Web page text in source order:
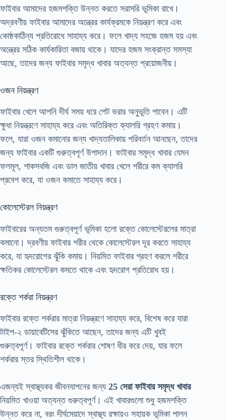
ফাইবার আমাদের হজমশক্তি উন্নত করতে সরাসরি ভূমিকা রাখে।
অদ্রবণীয় ফাইবার আমাদের অন্ত্রের কার্যক্রমকে নিয়ন্ত্রণ করে এবং
কোষ্ঠকাঠিন্য প্রতিরোধে সাহায্য করে। ফলে খাদ্য সহজে হজম হয় এবং
অন্ত্রের সঠিক কার্যকারিতা বজায় থাকে। যাদের হজম সংক্রান্ত সমস্যা
আছে, তাদের জন্য ফাইবার সমৃদ্ধ খাবার অত্যন্ত প্রয়োজনীয়।
ওজন নিয়ন্ত্রণ
ফাইবার খেলে আপনি দীর্ঘ সময় ধরে পেট ভরার অনুভূতি পাবেন। এটি
ক্ষুধা নিয়ন্ত্রণে সাহায্য করে এবং অতিরিক্ত ক্যালরি গ্রহণ কমায়।
ফলে, যারা ওজন কমানোর জন্য খাদ্যতালিকায় পরিবর্তন আনছেন, তাদের
জন্য ফাইবার একটি গুরুত্বপূর্ণ উপাদান। ফাইবার সমৃদ্ধ খাবার যেমন
ফলমূল, শাকসবজি এবং ডাল জাতীয় খাবার খেলে শরীরে কম ক্যালরি
প্রবেশ করে, যা ওজন কমাতে সাহায্য করে।
কোলেস্টেরল নিয়ন্ত্রণ
ফাইবারের অন্যতম গুরুত্বপূর্ণ ভূমিকা হলো রক্তে কোলেস্টেরলের মাত্রা
কমানো। দ্রবণীয় ফাইবার শরীর থেকে কোলেস্টেরল দূর করতে সাহায্য
করে, যা হৃদরোগের ঝুঁকি কমায়। নিয়মিত ফাইবার গ্রহণ করলে শরীরে
ক্ষতিকর কোলেস্টেরল কমতে থাকে এবং হৃদরোগ প্রতিরোধ হয়।
রক্তে শর্করা নিয়ন্ত্রণ
ফাইবার রক্তে শর্করার মাত্রা নিয়ন্ত্রণে সাহায্য করে, বিশেষ করে যারা
টাইপ-২ ডায়াবেটিসের ঝুঁকিতে আছেন, তাদের জন্য এটি খুবই
গুরুত্বপূর্ণ। ফাইবার রক্তে শর্করার শোষণ ধীর করে দেয়, যার ফলে
শর্করার স্তর স্থিতিশীল থাকে।
এজন্যই স্বাস্থ্যকর জীবনযাপনের জন্য 25 সেরা ফাইবার সমৃদ্ধ খাবার
নিয়মিত খাওয়া অত্যন্ত গুরুত্বপূর্ণ। এই খাবারগুলো শুধু হজমশক্তি
উন্নত করে না, বরং দীর্ঘমেয়াদে স্বাস্থ্য রক্ষায়ও সহায়ক ভূমিকা পালন